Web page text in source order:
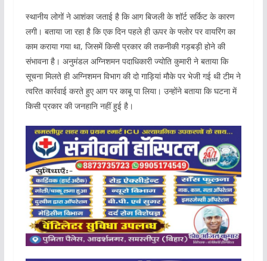
स्थानीय लोगों ने आशंका जताई है कि आग बिजली के शॉर्ट सर्किट के कारण
लगी। बताया जा रहा है कि एक दिन पहले ही ऊपर के फ्लोर पर वायरिंग का
काम कराया गया था, जिसमें किसी प्रकार की तकनीकी गड़बड़ी होने की
संभावना है। अनुमंडल अग्निशमन पदाधिकारी ज्योति कुमारी ने बताया कि
सूचना मिलते ही अग्निशमन विभाग की दो गाड़ियां मौके पर भेजी गई थी टीम ने
त्वरित कार्रवाई करते हुए आग पर काबू पा लिया। उन्होंने बताया कि घटना में
किसी प्रकार की जनहानि नहीं हुई है।